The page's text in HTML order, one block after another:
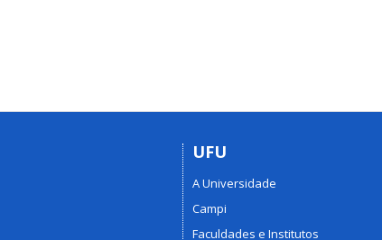
UFU
A Universidade
Campi
Faculdades e Institutos